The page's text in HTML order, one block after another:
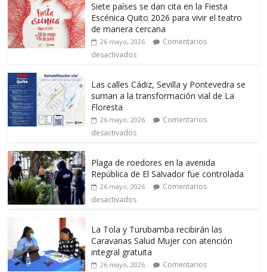
Siete países se dan cita en la Fiesta
Escénica Quito 2026 para vivir el teatro
de manera cercana
26 mayo, 2026
Comentarios
desactivados
Las calles Cádiz, Sevilla y Pontevedra se
suman a la transformación vial de La
Floresta
26 mayo, 2026
Comentarios
desactivados
Plaga de roedores en la avenida
República de El Salvador fue controlada
26 mayo, 2026
Comentarios
desactivados
La Tola y Turubamba recibirán las
Caravanas Salud Mujer con atención
integral gratuita
26 mayo, 2026
Comentarios